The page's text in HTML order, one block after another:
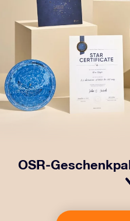
OSR-
Geschenkpaket!